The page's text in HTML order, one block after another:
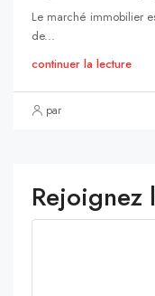
Le marché immobilier
de...
continuer la lecture
par
Rejoignez